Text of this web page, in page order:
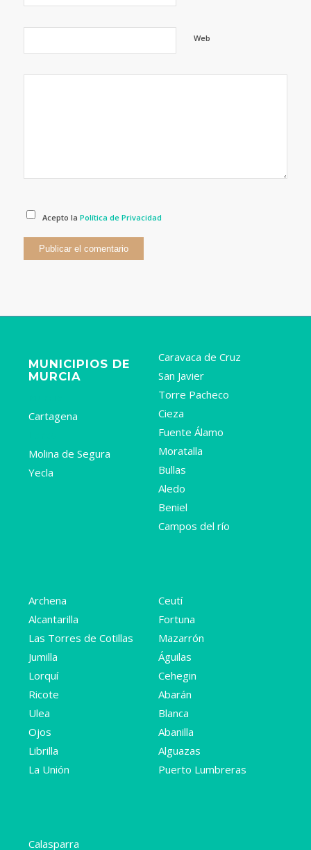
Web
Acepto laPolítica de Privacidad
MUNICIPIOS DE
MURCIA
Cartagena
Molina de Segura
Yecla
Caravaca de Cruz
San Javier
Torre Pacheco
Cieza
Fuente Álamo
Moratalla
Bullas
Aledo
Beniel
Campos del río
Archena
Alcantarilla
Las Torres de Cotillas
Jumilla
Lorquí
Ricote
Ulea
Ojos
Librilla
La Unión
Ceutí
Fortuna
Mazarrón
Águilas
Cehegin
Abarán
Blanca
Abanilla
Alguazas
Puerto Lumbreras
Calasparra